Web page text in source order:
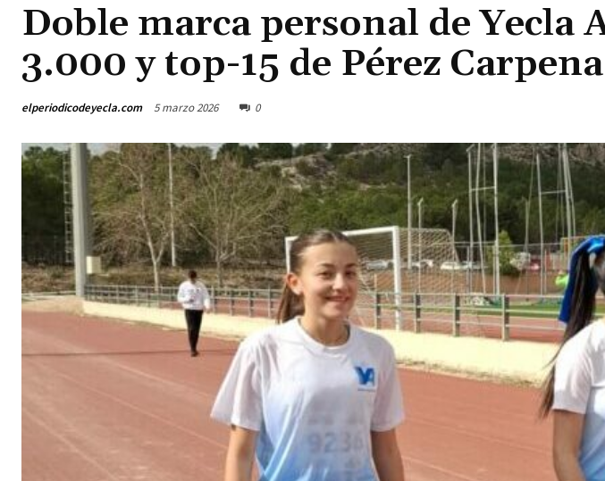
Doble marca personal de Yecla
3.000 y top-15 de Pérez
elperiodicodeyecla.com 5 marzo 2026 0